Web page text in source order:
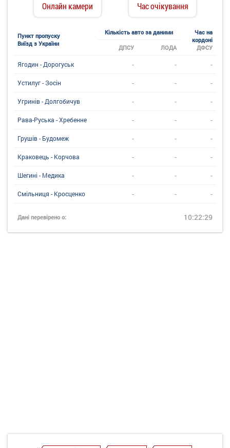
Онлайн камери Час очікування
Пункт пропуску
Виїзд з України
Кількість авто за даними
Час на
кордоні
ДФСУ
ДПСУ ЛОДА
Ягодин - Дорогуськ - - -
Устилуг - Зосін - - -
Угринiв - Долгобичув - - -
Рава-Руська - Хребенне - - -
Грушів - Будомеж - - -
Краковець - Корчова - - -
Шегині - Медика - - -
Смільниця - Кросценко - - -
Дані перевірено о: 10:22:29